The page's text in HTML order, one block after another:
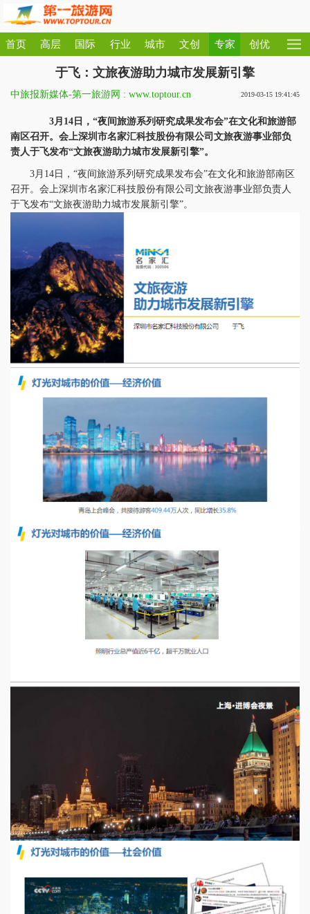
首页 高层 国际 行业 城市 文创 专家 创优
于飞：文旅夜游助力城市发展新引擎
中旅报新媒体-第一旅游网 : www.toptour.cn 2019-03-15 19:41:45
3月14日，“夜间旅游系列研究成果发布会”在文化和旅游部
南区召开。会上深圳市名家汇科技股份有限公司文旅夜游事业部负
责人于飞发布“文旅夜游助力城市发展新引擎”。
3月14日，“夜间旅游系列研究成果发布会”在文化和旅游部南区
召开。会上深圳市名家汇科技股份有限公司文旅夜游事业部负责人
于飞发布“文旅夜游助力城市发展新引擎”。